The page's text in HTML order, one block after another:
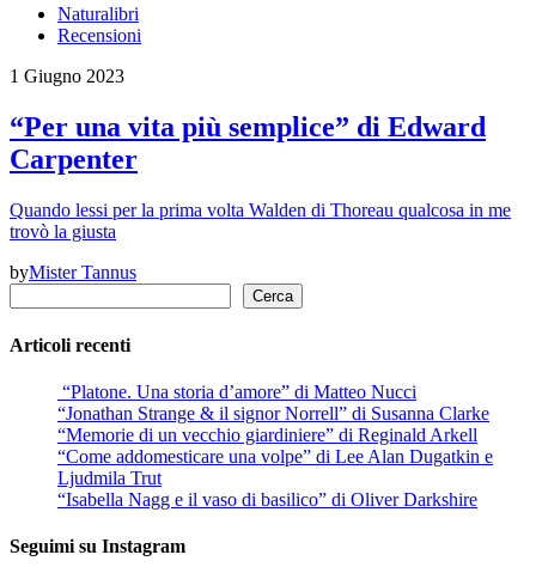
Naturalibri
Recensioni
1 Giugno 2023
“Per una vita più semplice” di Edward
Carpenter
Quando lessi per la prima volta Walden di Thoreau qualcosa in me
trovò la giusta
byMister Tannus
Cerca
Articoli recenti
“Platone. Una storia d’amore” di Matteo Nucci
“Jonathan Strange & il signor Norrell” di Susanna Clarke
“Memorie di un vecchio giardiniere” di Reginald Arkell
“Come addomesticare una volpe” di Lee Alan Dugatkin e
Ljudmila Trut
“Isabella Nagg e il vaso di basilico” di Oliver Darkshire
Seguimi su Instagram